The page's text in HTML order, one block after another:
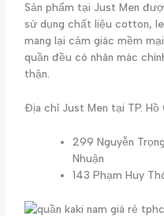
Sản phẩm tại Just Men
sử dụng chất liệu cotton,
mang lại cảm giác mềm
quần đều có nhãn mác
thận.
Địa chỉ Just Men tại TP. Hồ
299 Nguyễn
Nhuận
143 Phạm Huy